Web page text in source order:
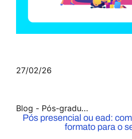
27/02/26
Blog - Pós-graduação
Pós presencial ou ead:
formato para o